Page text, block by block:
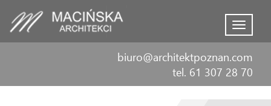
Menu
biuro@architektpoznan.com
tel. 61 307 28 70